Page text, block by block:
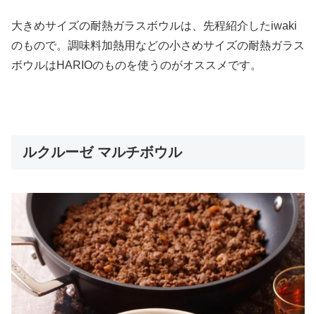
大きめサイズの耐熱ガラスボウルは、先程紹介したiwaki
のもので。調味料加熱用などの小さめサイズの耐熱ガラス
ボウルはHARIOのものを使うのがオススメです。
ルクルーゼ マルチボウル